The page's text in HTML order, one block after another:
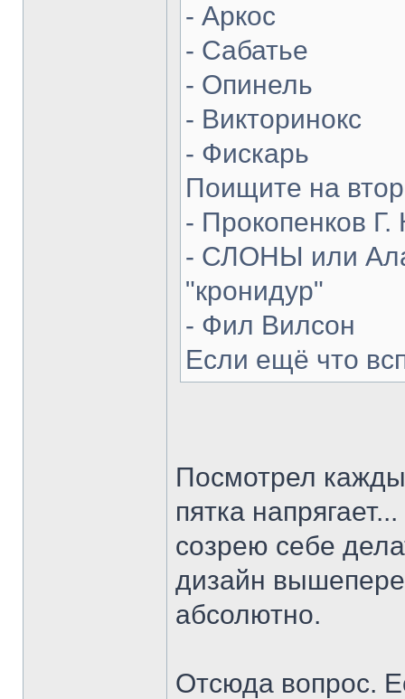
- Аркос
- Сабатье
- Опинель
- Викторинокс
- Фискарь
Поищите на
- Прокопенков Г.
- СЛОНЫ или
"кронидур"
- Фил Вилсон
Если ещё что
Посмотрел
пятка
созрею себе
дизайн
абсолютно.
Отсюда вопрос.